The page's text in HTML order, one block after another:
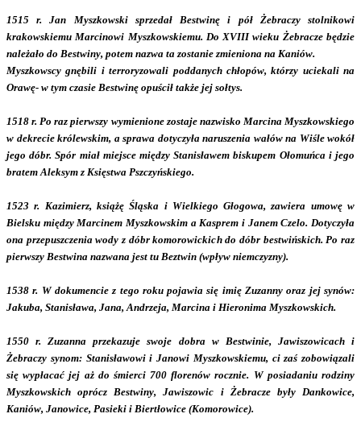
1515 r. Jan Myszkowski sprzedał Bestwinę i pół Żebraczy stolnikowi
krakowskiemu Marcinowi Myszkowskiemu. Do XVIII wieku Żebracze będzie
należało do Bestwiny, potem nazwa ta zostanie zmieniona na Kaniów.
Myszkowscy gnębili i terroryzowali poddanych chłopów, którzy uciekali na
Orawę- w tym czasie Bestwinę opuścił także jej sołtys.
1518 r. Po raz pierwszy wymienione zostaje nazwisko Marcina Myszkowskiego
w dekrecie królewskim, a sprawa dotyczyła naruszenia wałów na Wiśle wokół
jego dóbr. Spór miał miejsce między Stanisławem biskupem Ołomuńca i jego
bratem Aleksym z Księstwa Pszczyńskiego.
1523 r. Kazimierz, książę Śląska i Wielkiego Głogowa, zawiera umowę w
Bielsku między Marcinem Myszkowskim a Kasprem i Janem Czelo. Dotyczyła
ona przepuszczenia wody z dóbr komorowickich do dóbr bestwińskich. Po raz
pierwszy Bestwina nazwana jest tu Beztwin (wpływ niemczyzny).
1538 r. W dokumencie z tego roku pojawia się imię Zuzanny oraz jej synów:
Jakuba, Stanisława, Jana, Andrzeja, Marcina i Hieronima Myszkowskich.
1550 r. Zuzanna przekazuje swoje dobra w Bestwinie, Jawiszowicach i
Żebraczy synom: Stanisławowi i Janowi Myszkowskiemu, ci zaś zobowiązali
się wypłacać jej aż do śmierci 700 florenów rocznie. W posiadaniu rodziny
Myszkowskich oprócz Bestwiny, Jawiszowic i Żebracze były Dankowice,
Kaniów, Janowice, Pasieki i Biertłowice (Komorowice).